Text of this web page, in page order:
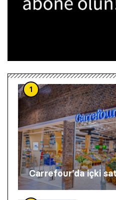
1
Carrefour’da içki